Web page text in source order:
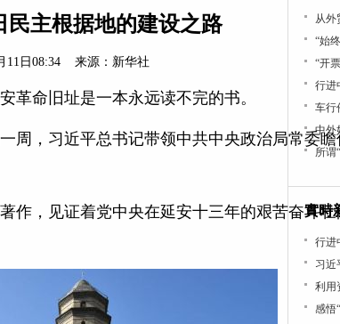
主根据地的建设之路
11日08:34 来源： 新华社
革命旧址是一本永远读不完的书。
周，习近平总书记带领中共中央政治局常委
作，见证着党中央在延安十三年的艰苦奋斗壮
从外
“始
“开
行进
车行
中外
所谓
實時
行进
习近
利用
感悟